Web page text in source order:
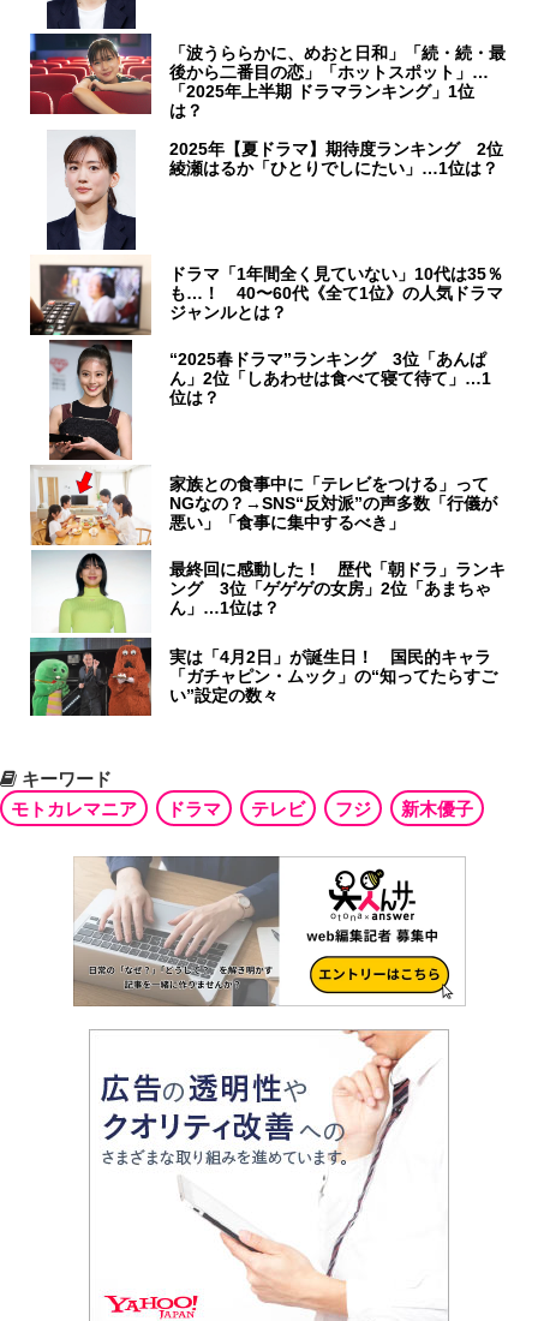
「波うららかに、めおと日和」「続・続・最
後から二番目の恋」「ホットスポット」…
「2025年上半期 ドラマランキング」1位
は？
2025年【夏ドラマ】期待度ランキング 2位
綾瀬はるか「ひとりでしにたい」…1位は？
ドラマ「1年間全く見ていない」10代は35％
も…！ 40〜60代《全て1位》の人気ドラマ
ジャンルとは？
“2025春ドラマ”ランキング 3位「あんぱ
ん」2位「しあわせは食べて寝て待て」…1
位は？
家族との食事中に「テレビをつける」って
NGなの？→SNS“反対派”の声多数「行儀が
悪い」「食事に集中するべき」
最終回に感動した！ 歴代「朝ドラ」ランキ
ング 3位「ゲゲゲの女房」2位「あまちゃ
ん」…1位は？
実は「4月2日」が誕生日！ 国民的キャラ
「ガチャピン・ムック」の“知ってたらすご
い”設定の数々
キーワード
モトカレマニア
ドラマ テレビ フジ 新木優子